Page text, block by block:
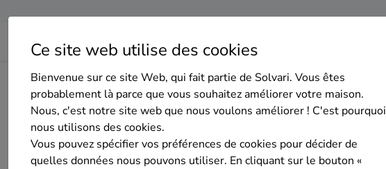
Ce site web utilise des cookies
Bienvenue sur ce site Web, qui fait partie de Solvari. Vous êtes
probablement là parce que vous souhaitez améliorer votre maison.
Nous, c'est notre site web que nous voulons améliorer ! C'est pourquoi
nous utilisons des cookies.
Vous pouvez spécifier vos préférences de cookies pour décider de
quelles données nous pouvons utiliser. En cliquant sur le bouton «
Page d'accueil Aperçu des entreprises Paintconcept sprl